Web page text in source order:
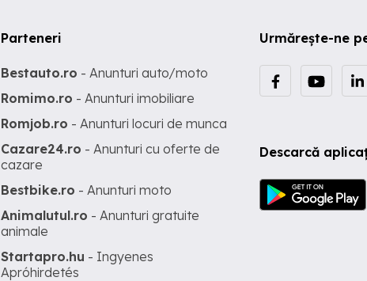
Urmărește-ne
Descarcă
Parteneri
Bestauto.ro - Anunturi auto/moto
Romimo.ro - Anunturi imobiliare
Romjob.ro - Anunturi locuri de munca
Cazare24.ro - Anunturi cu oferte de
cazare
Bestbike.ro - Anunturi moto
Animalutul.ro - Anunturi gratuite
animale
Startapro.hu - Ingyenes
Apróhirdetés